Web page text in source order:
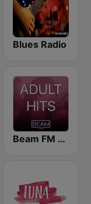
Blues Radio
Beam FM - Adult Hits